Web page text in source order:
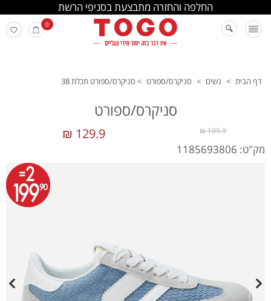
החלפה והחזרה מתבצעת בסניפי הרשת
0
דף הבית > נשים > סניקרס/ספורט > סניקרס/ספורט תכלת 38
סניקרס/ספורט
129.9 ₪ 199.9 ₪
מק"ט: 1185693806